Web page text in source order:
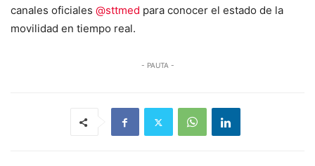
canales oficiales @sttmed para conocer el estado de la
movilidad en tiempo real.
- PAUTA -